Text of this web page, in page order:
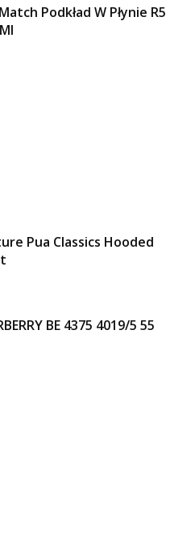
Podkład W Płynie R5
Pua Classics Hooded
BE 4375 4019/5 55